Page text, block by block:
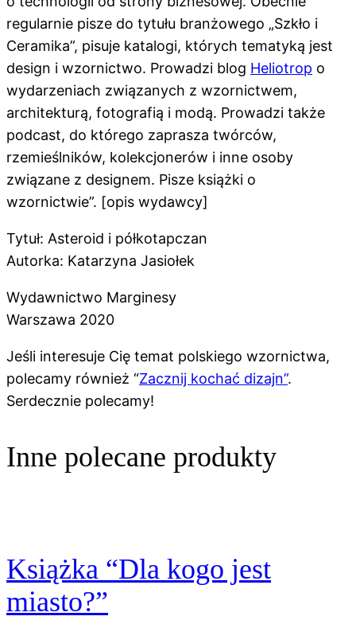
regularnie pisze do tytułu branżowego „Szkło i
Ceramika”, pisuje katalogi, których tematyką jest
design i wzornictwo. Prowadzi blog Heliotrop o
wydarzeniach związanych z wzornictwem,
architekturą, fotografią i modą. Prowadzi także
podcast, do którego zaprasza twórców,
rzemieślników, kolekcjonerów i inne osoby
związane z designem. Pisze książki o
wzornictwie”. [opis wydawcy]
Tytuł: Asteroid i półkotapczan
Autorka: Katarzyna Jasiołek
Wydawnictwo Marginesy
Warszawa 2020
Jeśli interesuje Cię temat polskiego wzornictwa,
polecamy również “Zacznij kochać dizajn”.
Serdecznie polecamy!
Inne polecane produkty
Książka “Dla kogo jest
miasto?”